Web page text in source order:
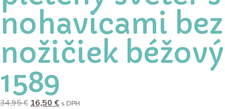
nohavicami bez
nožičiek béžový
1589
34,95€ 16,50 € s DPH